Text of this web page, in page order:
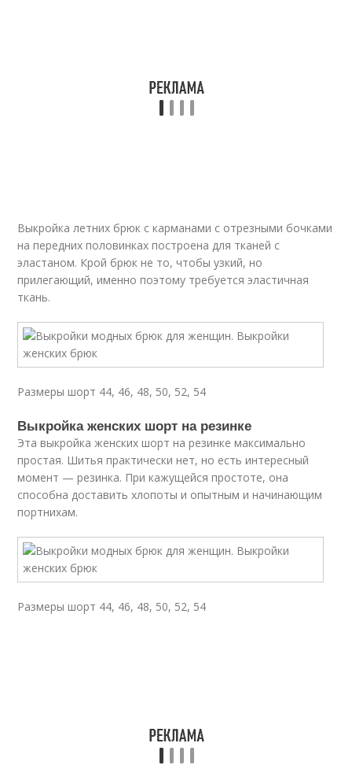
Выкройка летних брюк с карманами с отрезными бочками
на передних половинках построена для тканей с
эластаном. Крой брюк не то, чтобы узкий, но
прилегающий, именно поэтому требуется эластичная
ткань.
Размеры шорт 44, 46, 48, 50, 52, 54
Выкройка женских шорт на резинке
Эта выкройка женских шорт на резинке максимально
простая. Шитья практически нет, но есть интересный
момент — резинка. При кажущейся простоте, она
способна доставить хлопоты и опытным и начинающим
портнихам.
Размеры шорт 44, 46, 48, 50, 52, 54